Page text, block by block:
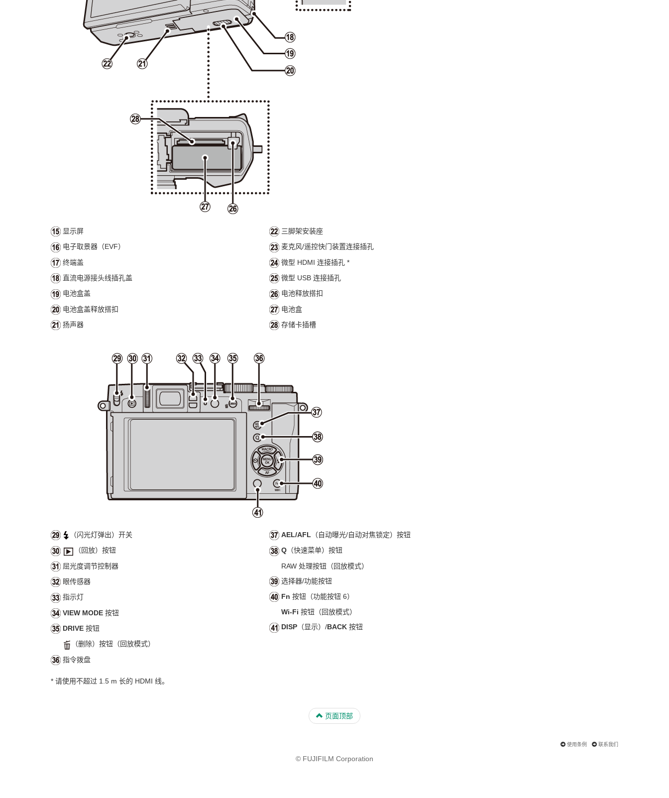
显示屏
电子取景器（EVF）
终端盖
直流电源接头线插孔盖
电池盒盖
电池盒盖释放搭扣
扬声器
三脚架安装座
麦克风/遥控快门装置连接插孔
微型 HDMI 连接插孔 *
微型 USB 连接插孔
电池释放搭扣
电池盒
存储卡插槽
（闪光灯弹出）开关
（回放）按钮
屈光度调节控制器
眼传感器
指示灯
VIEW MODE 按钮
DRIVE 按钮
（删除）按钮（回放模式）
指令拨盘
AEL/AFL （自动曝光/自动对焦锁定）按钮
Q（快速菜单）按钮
RAW 处理按钮（回放模式）
选择器/功能按钮
Fn 按钮（功能按钮 6）
Wi-Fi 按钮（回放模式）
DISP（显示）/BACK按钮
* 请使用不超过 1.5 m 长的 HDMI 线。
页面顶部
使用条例 联系我们
© FUJIFILM Corporation